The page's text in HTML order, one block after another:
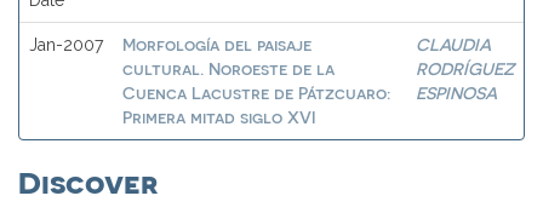
Jan-2007
Morfología del paisaje
cultural. Noroeste de la
Cuenca Lacustre de Pátzcuaro:
Primera mitad siglo XVI
CLAUDIA
RODRÍGUEZ
ESPINOSA
Discover